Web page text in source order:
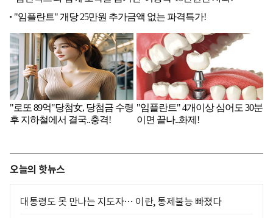
오늘의 핫뉴스
대통령도 못 만나는 지도자… 이란, 통제불능 빠졌다